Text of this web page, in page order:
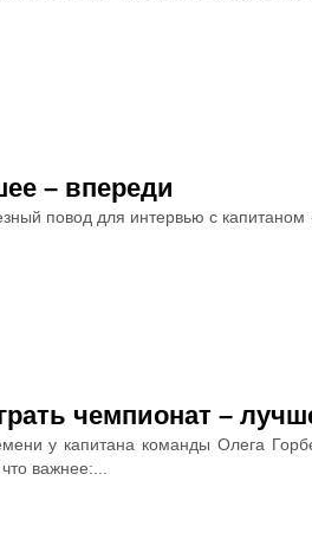
– впереди
повод для интервью с
чемпионат –
у капитана команды Олега
важнее:...